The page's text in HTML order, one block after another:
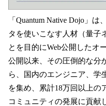
「Quantum Native Dojo」
タを使いこなす人材（量子
とを目的にWeb公開したオ
公開以来、その圧倒的な分
ら、国内のエンジニア、学
を集め、累計18万回以上の
コミュニティの発展に貢献